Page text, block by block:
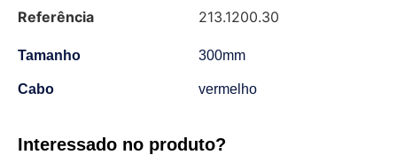
Referência 213.1200.30
Tamanho 300mm
Cabo vermelho
Interessado no produto?